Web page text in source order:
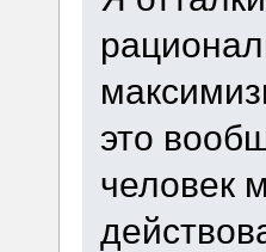
это
человек